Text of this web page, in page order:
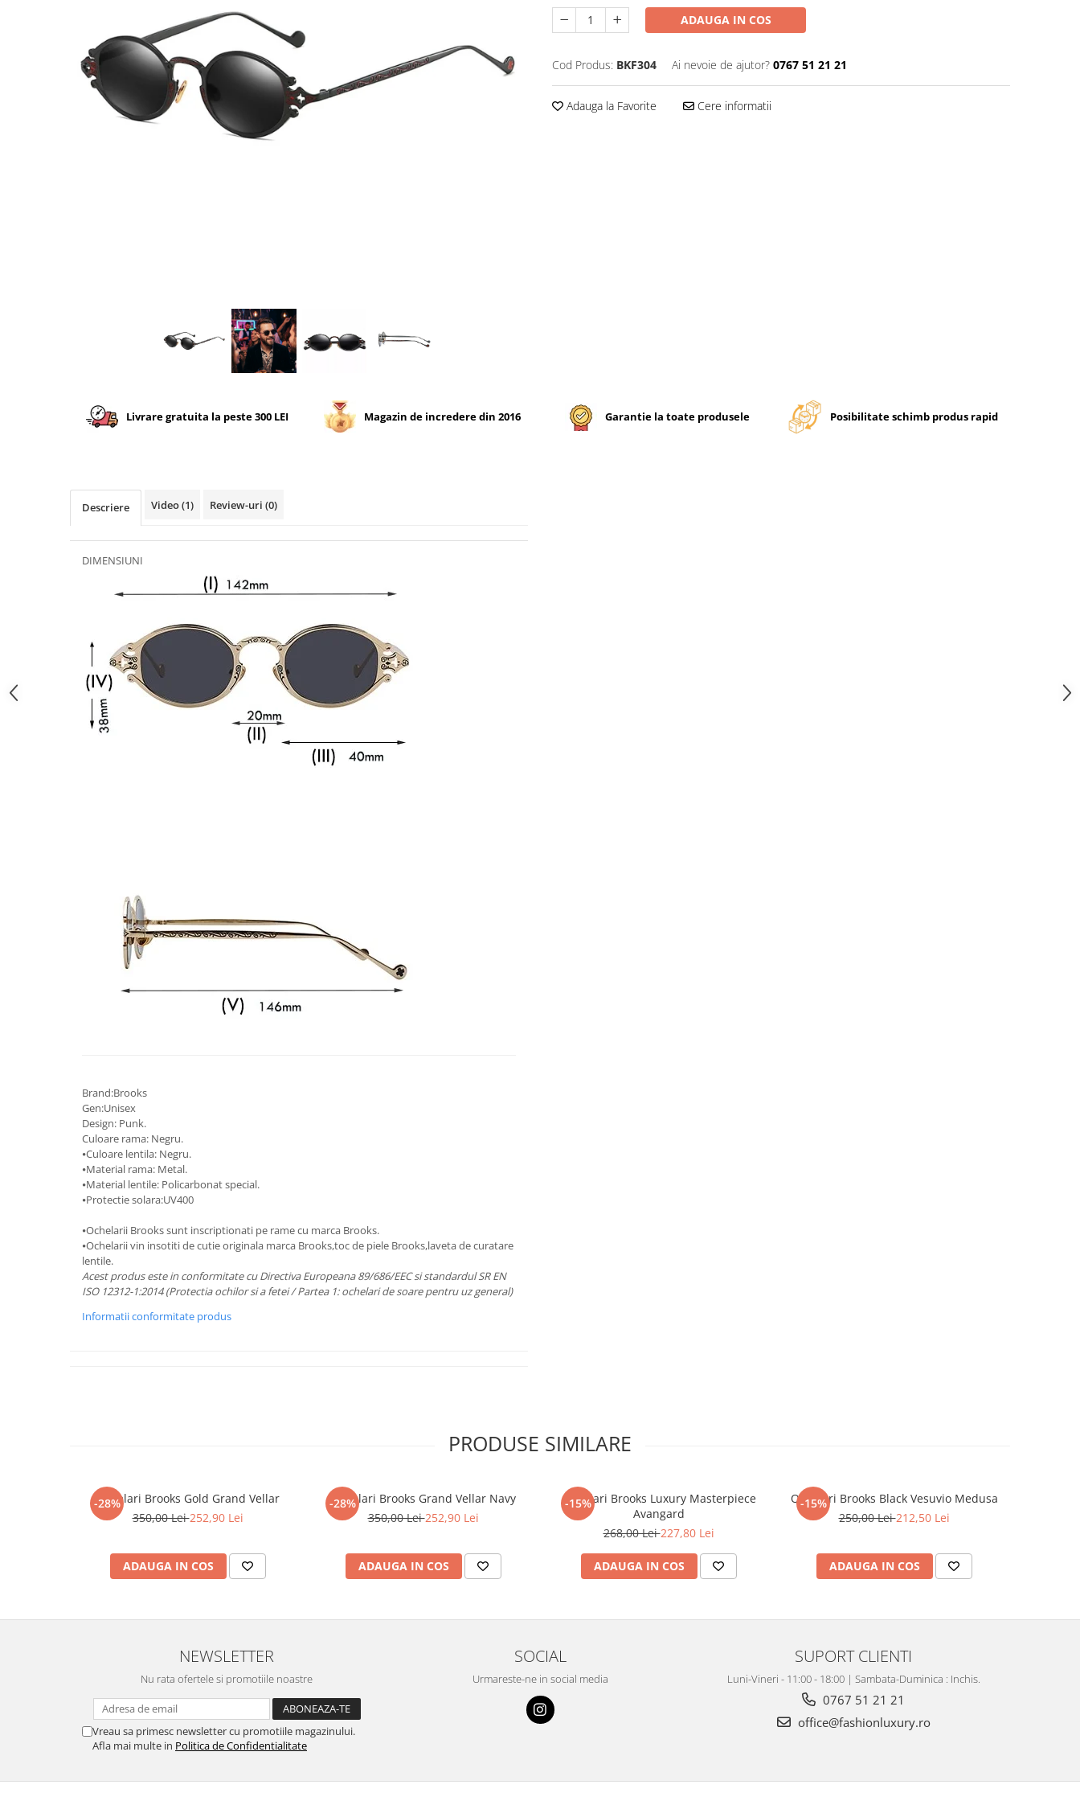
ADAUGA IN COS
Cod Produs: BKF304 Ai nevoie de ajutor? 0767 51 21 21
Adauga la Favorite Cere informatii
Livrare gratuita la peste 300 LEI Magazin de incredere din 2016 Garantie la toate produsele Posibilitate schimb produs rapid
Descriere Video(1) Review-uri (0)
DIMENSIUNI
Brand:Brooks
Gen:Unisex
Design: Punk.
Culoare rama: Negru.
⦁Culoare lentila: Negru.
⦁Material rama: Metal.
⦁Material lentile: Policarbonat special.
⦁Protectie solara:UV400
⦁Ochelarii Brooks sunt inscriptionati pe rame cu marca Brooks.
⦁Ochelarii vin insotiti de cutie originala marca Brooks,toc de piele Brooks,laveta de curatare
lentile.
Acest produs este in conformitate cu Directiva Europeana 89/686/EEC si standardul SR EN
ISO 12312-1:2014 (Protectia ochilor si a fetei / Partea 1: ochelari de soare pentru uz general)
Informatii conformitate produs
PRODUSE SIMILARE
-28%
Ochelari Brooks Gold Grand Vellar
350,00 Lei252,90 Lei
ADAUGA IN COS
-28%
Ochelari Brooks Grand Vellar Navy
350,00 Lei252,90 Lei
ADAUGA IN COS
-15%
Ochelari Brooks Luxury Masterpiece
Avangard
268,00 Lei227,80 Lei
ADAUGA IN COS
-15%
Ochelari Brooks Black Vesuvio Medusa
250,00 Lei212,50 Lei
ADAUGA IN COS
NEWSLETTER
Nu rata ofertele si promotiile noastre
Vreau sa primesc newsletter cu promotiile magazinului.
Afla mai multe in Politica de Confidentialitate
SOCIAL
Urmareste-ne in social media
SUPORT CLIENTI
Luni-Vineri - 11:00 - 18:00 | Sambata-Duminica : Inchis.
0767 51 21 21
office@fashionluxury.ro